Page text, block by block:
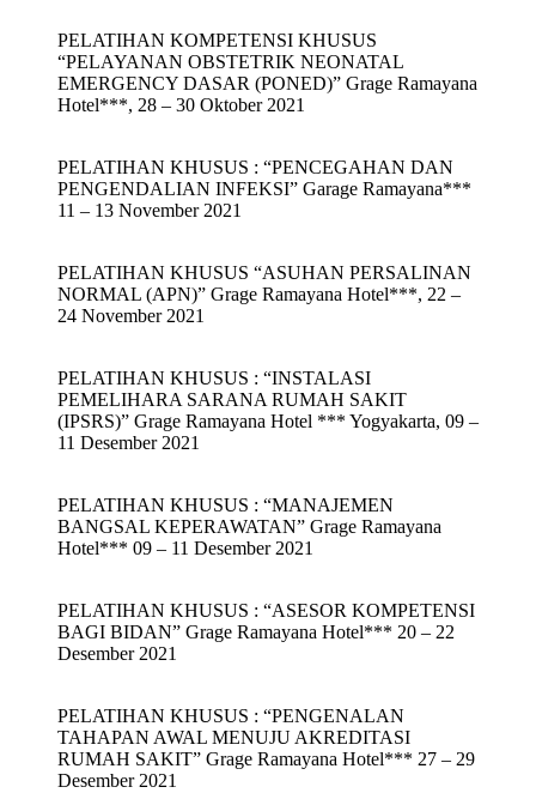
PELATIHAN KOMPETENSI KHUSUS
“PELAYANAN OBSTETRIK NEONATAL
EMERGENCY DASAR (PONED)” Grage Ramayana
Hotel***, 28 – 30 Oktober 2021
PELATIHAN KHUSUS : “PENCEGAHAN DAN
PENGENDALIAN INFEKSI” Garage Ramayana***
11 – 13 November 2021
PELATIHAN KHUSUS “ASUHAN PERSALINAN
NORMAL (APN)” Grage Ramayana Hotel***, 22 –
24 November 2021
PELATIHAN KHUSUS : “INSTALASI
PEMELIHARA SARANA RUMAH SAKIT
(IPSRS)” Grage Ramayana Hotel *** Yogyakarta, 09 –
11 Desember 2021
PELATIHAN KHUSUS : “MANAJEMEN
BANGSAL KEPERAWATAN” Grage Ramayana
Hotel*** 09 – 11 Desember 2021
PELATIHAN KHUSUS : “ASESOR KOMPETENSI
BAGI BIDAN” Grage Ramayana Hotel*** 20 – 22
Desember 2021
PELATIHAN KHUSUS : “PENGENALAN
TAHAPAN AWAL MENUJU AKREDITASI
RUMAH SAKIT” Grage Ramayana Hotel*** 27 – 29
Desember 2021